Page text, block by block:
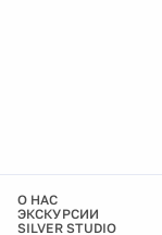
О НАС
ЭКСКУРСИИ
SILVER STUDIO